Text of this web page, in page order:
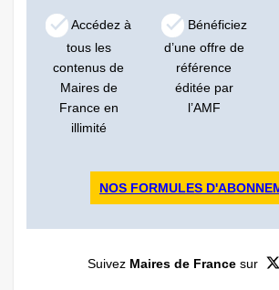
Accédez à
tous les
contenus de
Maires de
France en
illimité
Bénéficiez
d’une offre de
référence
éditée par
l’AMF
NOS FORMULES
Suivez Maires de Francesur